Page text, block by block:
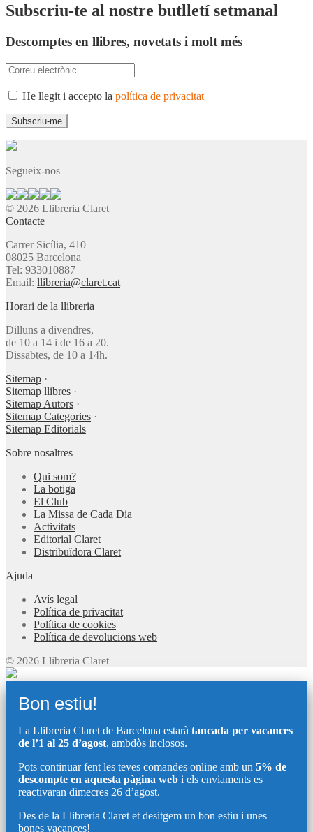
Subscriu-te al nostre butlletí setmanal
Descomptes en llibres, novetats i molt més
He llegit i accepto la política de privacitat
Segueix-nos
© 2026 Llibreria Claret
Contacte
Carrer Sicília, 410
08025 Barcelona
Tel: 933010887
Email: llibreria@claret.cat
Horari de la llibreria
Dilluns a divendres,
de 10 a 14 i de 16 a 20.
Dissabtes, de 10 a 14h.
Sitemap ·
Sitemap llibres ·
Sitemap Autors ·
Sitemap Categories ·
Sitemap Editorials
Sobre nosaltres
Qui som?
La botiga
El Club
La Missa de Cada Dia
Activitats
Editorial Claret
Distribuïdora Claret
Ajuda
Avís legal
Política de privacitat
Política de cookies
Política de devolucions web
© 2026 Llibreria Claret
Bon estiu!
La Llibreria Claret de Barcelona estarà tancada per vacances
de l’1 al 25 d’agost, ambdòs inclosos.
Pots continuar fent les teves comandes online amb un 5% de
descompte en aquesta pàgina web i els enviaments es
reactivaran dimecres 26 d’agost.
Des de la Llibreria Claret et desitgem un bon estiu i unes
bones vacances!